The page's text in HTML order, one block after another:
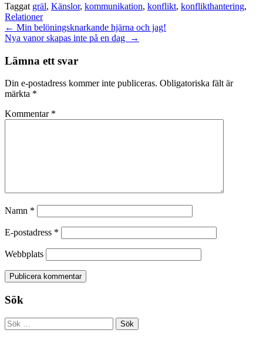
Taggat gräl, Känslor, kommunikation, konflikt, konflikthantering,
Relationer
Inläggsnavigering
← Min belöningsknarkande hjärna och jag!
Nya vanor skapas inte på en dag
→
Lämna ett svar
Din e-postadress kommer inte publiceras. Obligatoriska fält är
märkta *
Kommentar *
Namn *
E-postadress *
Webbplats
Sök
Sök
efter: